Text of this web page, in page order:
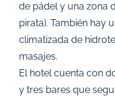
de pádel y una zona
pirata). También hay
climatizada de
masajes.
El hotel cuenta con
y tres bares que